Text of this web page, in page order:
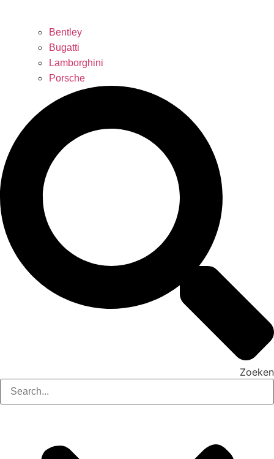
Bentley
Bugatti
Lamborghini
Porsche
Zoeken